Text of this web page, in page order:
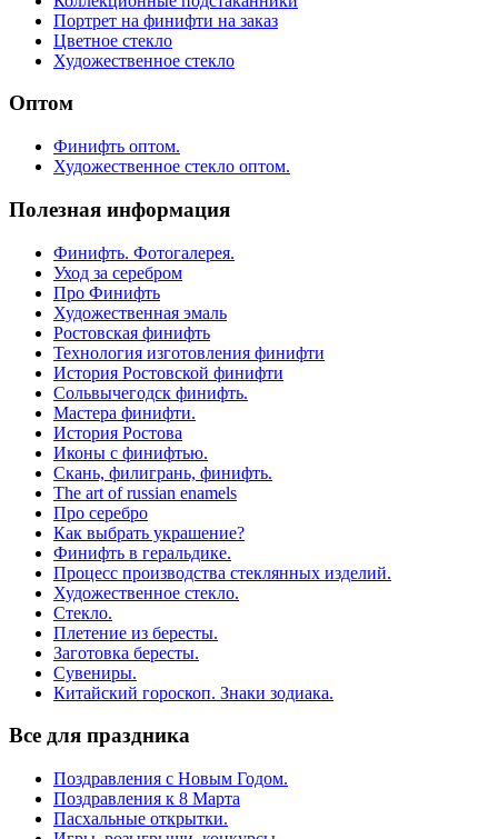
Портрет на финифти на заказ
Цветное стекло
Художественное стекло
Оптом
Финифть оптом.
Художественное стекло оптом.
Полезная информация
Финифть. Фотогалерея.
Уход за серебром
Про Финифть
Художественная эмаль
Ростовская финифть
Технология изготовления финифти
История Ростовской финифти
Сольвычегодск финифть.
Мастера финифти.
История Ростова
Иконы с финифтью.
Скань, филигрань, финифть.
The art of russian enamels
Про серебро
Как выбрать украшение?
Финифть в геральдике.
Процесс производства стеклянных изделий.
Художественное стекло.
Стекло.
Плетение из бересты.
Заготовка бересты.
Сувениры.
Китайский гороскоп. Знаки зодиака.
Все для праздника
Поздравления с Новым Годом.
Поздравления к 8 Марта
Пасхальные открытки.